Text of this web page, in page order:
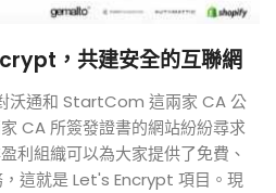
，共建安全的互聯網
沃通和 StartCom 這兩家 CA 公
CA 所簽發證書的網站紛紛尋求
利組織可以為大家提供了免費、
，這就是 Let's Encrypt 項目。現